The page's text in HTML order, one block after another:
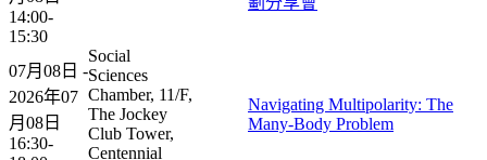
14:00-
15:30
07月08日 -
2026年07
月08日
16:30-
Social
Sciences
Chamber, 11/F,
The Jockey
Club Tower,
Centennial
Navigating Multipolarity: The
Many-Body Problem